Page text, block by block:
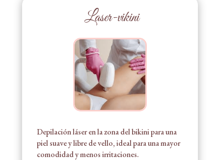
Laser-vikini
Depilación láser en la zona del bikini para una
piel suave y libre de vello, ideal para una mayor
comodidad y menos irritaciones.